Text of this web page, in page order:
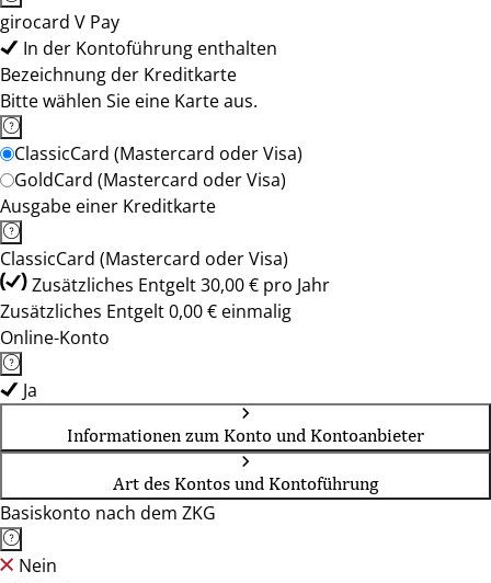
girocard V Pay
In der Kontoführung enthalten
Bezeichnung der Kreditkarte
Bitte wählen Sie eine Karte aus.
ClassicCard (Mastercard oder Visa)
GoldCard (Mastercard oder Visa)
Ausgabe einer Kreditkarte
ClassicCard (Mastercard oder Visa)
Zusätzliches Entgelt 30,00 € pro Jahr
Zusätzliches Entgelt 0,00 € einmalig
Online-Konto
Ja
Informationen zum Konto und Kontoanbieter
Art des Kontos und Kontoführung
Basiskonto nach dem ZKG
Nein